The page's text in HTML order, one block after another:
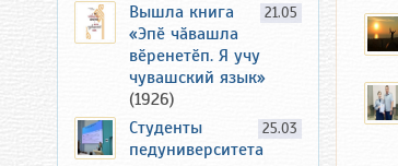
21.05
Вышла книга
«Эпӗ чӑвашла
вӗренетӗп. Я учу
чувашский язык»
(1926)
25.03
Студенты
педуниверситета